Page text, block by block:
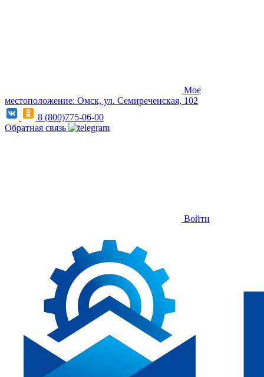
Мое
местоположение: Омск, ул. Семиреченская, 102
8 (800)775-06-00
Обратная связь
Войти